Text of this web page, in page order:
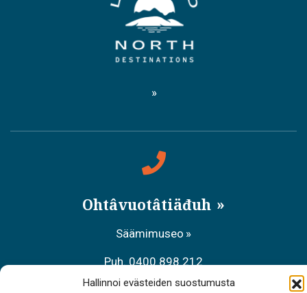
Hallinnoi evästeiden suostumusta
Ohtâvuotâtiäđuh
Säämimuseo
Puh. 0400 898 212
Aanaar palvâlemsaje, Meccihaldâttâs